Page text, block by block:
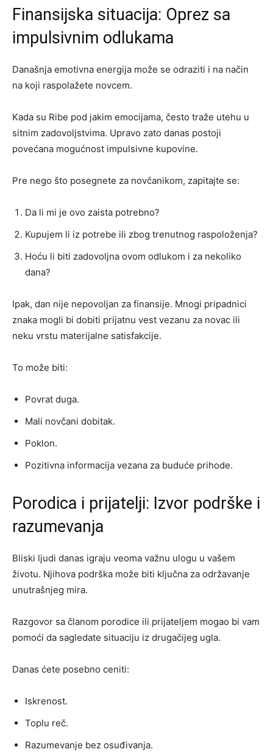
Finansijska situacija: Oprez sa
impulsivnim odlukama
Današnja emotivna energija može se odraziti i na način
na koji raspolažete novcem.
Kada su Ribe pod jakim emocijama, često traže utehu u
sitnim zadovoljstvima. Upravo zato danas postoji
povećana mogućnost impulsivne kupovine.
Pre nego što posegnete za novčanikom, zapitajte se:
Da li mi je ovo zaista potrebno?
Kupujem li iz potrebe ili zbog trenutnog raspoloženja?
Hoću li biti zadovoljna ovom odlukom i za nekoliko
dana?
Ipak, dan nije nepovoljan za finansije. Mnogi pripadnici
znaka mogli bi dobiti prijatnu vest vezanu za novac ili
neku vrstu materijalne satisfakcije.
To može biti:
Povrat duga.
Mali novčani dobitak.
Poklon.
Pozitivna informacija vezana za buduće prihode.
Porodica i prijatelji: Izvor podrške i
razumevanja
Bliski ljudi danas igraju veoma važnu ulogu u vašem
životu. Njihova podrška može biti ključna za održavanje
unutrašnjeg mira.
Razgovor sa članom porodice ili prijateljem mogao bi vam
pomoći da sagledate situaciju iz drugačijeg ugla.
Danas ćete posebno ceniti:
Iskrenost.
Toplu reč.
Razumevanje bez osuđivanja.